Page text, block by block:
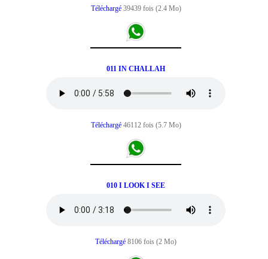
Téléchargé 39439 fois (2.4 Mo)
011 IN CHALLAH
Téléchargé 46112 fois (5.7 Mo)
010 I LOOK I SEE
Téléchargé 8106 fois (2 Mo)